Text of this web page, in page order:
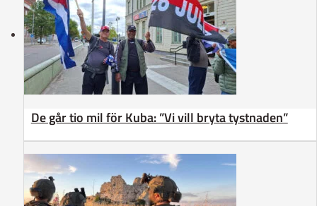
De går tio mil för Kuba: ”Vi vill bryta tystnaden”